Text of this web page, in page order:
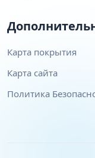
Карта покрытия
Карта сайта
Политика